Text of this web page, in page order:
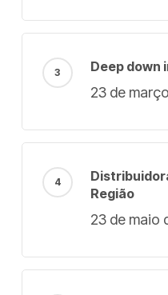
Deep down
23 de
Região
23 de maio